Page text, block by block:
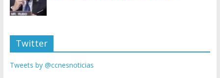
Twitter
Tweets by @ccnesnoticias